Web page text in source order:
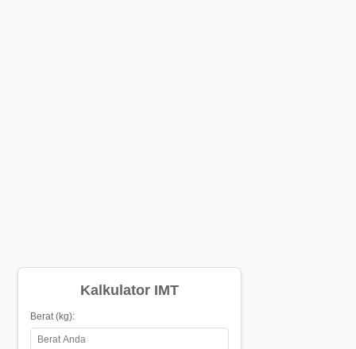
Kalkulator IMT
Berat (kg):